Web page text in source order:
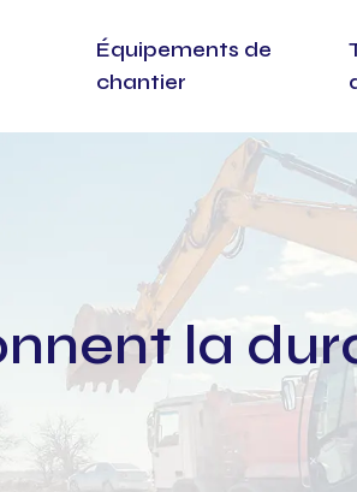
Équipements de
chantier
la